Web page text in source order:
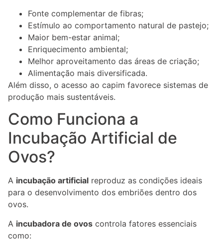
Fonte complementar de fibras;
Estímulo ao comportamento natural de pastejo;
Maior bem-estar animal;
Enriquecimento ambiental;
Melhor aproveitamento das áreas de criação;
Alimentação mais diversificada.
Além disso, o acesso ao capim favorece sistemas de
produção mais sustentáveis.
Como Funciona a
Incubação Artificial de
Ovos?
A incubação artificial reproduz as condições ideais
para o desenvolvimento dos embriões dentro dos
ovos.
A incubadora de ovos controla fatores essenciais
como: